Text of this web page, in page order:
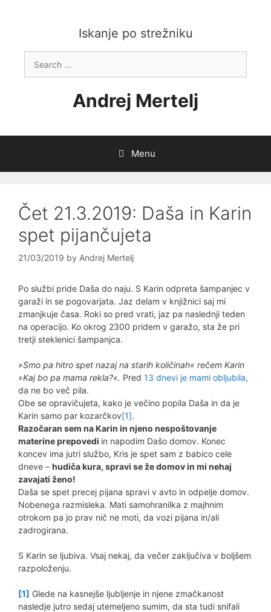
Iskanje po strežniku
for:
Andrej Mertelj
Menu
Čet 21.3.2019: Daša in Karin
spet pijančujeta
21/03/2019 by Andrej Mertelj
Po službi pride Daša do naju. S Karin odpreta šampanjec v
garaži in se pogovarjata. Jaz delam v knjižnici saj mi
zmanjkuje časa. Roki so pred vrati, jaz pa naslednji teden
na operacijo. Ko okrog 2300 pridem v garažo, sta že pri
tretji steklenici šampanjca.
»Smo pa hitro spet nazaj na starih količinah« rečem Karin
»Kaj bo pa mama rekla?«. Pred 13 dnevi je mami obljubila,
da ne bo več pila.
Obe se opravičujeta, kako je večino popila Daša in da je
Karin samo par kozarčkov[1].
Razočaran sem na Karin in njeno nespoštovanje
materine prepovedi in napodim Dašo domov. Konec
koncev ima jutri službo, Kris je spet sam z babico cele
dneve – hudiča kura, spravi se že domov in mi nehaj
zavajati ženo!
Daša se spet precej pijana spravi v avto in odpelje domov.
Nobenega razmisleka. Mati samohranilka z majhnim
otrokom pa jo prav nič ne moti, da vozi pijana in/ali
zadrogirana.
S Karin se ljubiva. Vsaj nekaj, da večer zaključiva v boljšem
razpoloženju.
[1] Glede na kasnejše ljubljenje in njene zmačkanost
nasledje jutro sedaj utemeljeno sumim, da sta tudi snifali